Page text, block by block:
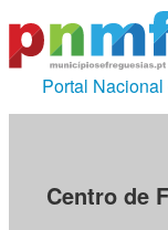
Portal
Centro de